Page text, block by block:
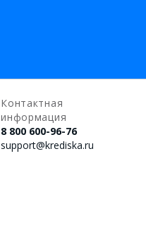
Контактная
информация
8 800 600-96-76
support@krediska.ru